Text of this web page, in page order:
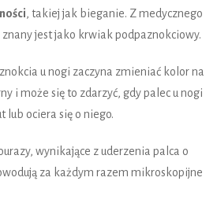
, takiej jak bieganie. Z medycznego
jest jako krwiak podpaznokciowy.
u nogi zaczyna zmieniać kolor na
i może się to zdarzyć, gdy palec u nogi
ociera się o niego.
wynikające z uderzenia palca o
za każdym razem mikroskopijne